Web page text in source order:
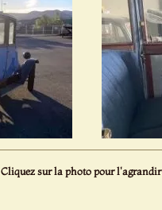
Cliquez sur la photo pour l'agrandir